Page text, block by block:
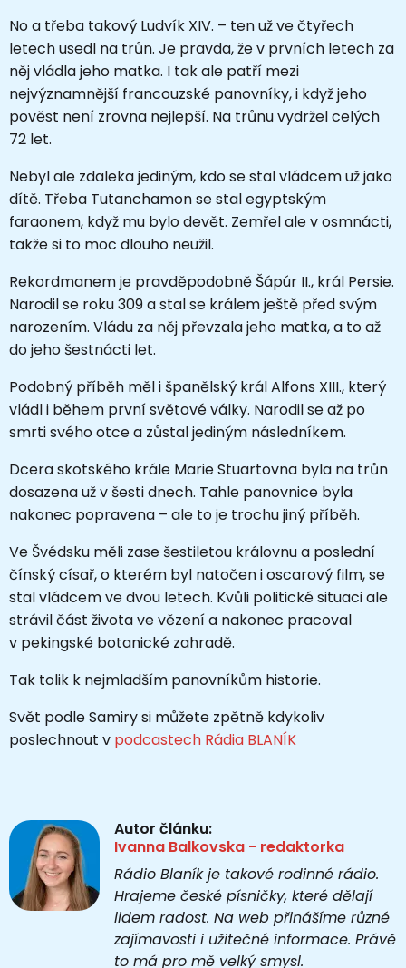
No a třeba takový Ludvík XIV. – ten už ve čtyřech
letech usedl na trůn. Je pravda, že v prvních letech za
něj vládla jeho matka. I tak ale patří mezi
nejvýznamnější francouzské panovníky, i když jeho
pověst není zrovna nejlepší. Na trůnu vydržel celých
72 let.
Nebyl ale zdaleka jediným, kdo se stal vládcem už jako
dítě. Třeba Tutanchamon se stal egyptským
faraonem, když mu bylo devět. Zemřel ale v osmnácti,
takže si to moc dlouho neužil.
Rekordmanem je pravděpodobně Šápúr II., král Persie.
Narodil se roku 309 a stal se králem ještě před svým
narozením. Vládu za něj převzala jeho matka, a to až
do jeho šestnácti let.
Podobný příběh měl i španělský král Alfons XIII., který
vládl i během první světové války. Narodil se až po
smrti svého otce a zůstal jediným následníkem.
Dcera skotského krále Marie Stuartovna byla na trůn
dosazena už v šesti dnech. Tahle panovnice byla
nakonec popravena – ale to je trochu jiný příběh.
Ve Švédsku měli zase šestiletou královnu a poslední
čínský císař, o kterém byl natočen i oscarový film, se
stal vládcem ve dvou letech. Kvůli politické situaci ale
strávil část života ve vězení a nakonec pracoval
v pekingské botanické zahradě.
Tak tolik k nejmladším panovníkům historie.
Svět podle Samiry si můžete zpětně kdykoliv
poslechnout v podcastech Rádia BLANÍK
Autor článku:
Ivanna Balkovska - redaktorka
Rádio Blaník je takové rodinné rádio.
Hrajeme české písničky, které dělají
lidem radost. Na web přinášíme různé
zajímavosti i užitečné informace. Právě
to má pro mě velký smysl.